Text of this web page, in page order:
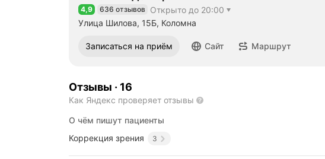
Рейтинг 4,9 из 5
4,9 636 отзывов Открыто до 20:00
Улица Шилова, 15Б, Коломна
Записаться на приём Сайт Маршрут
Отзывы · 16
Как Яндекс проверяет отзывы
О чём пишут пациенты
Коррекция зрения
3